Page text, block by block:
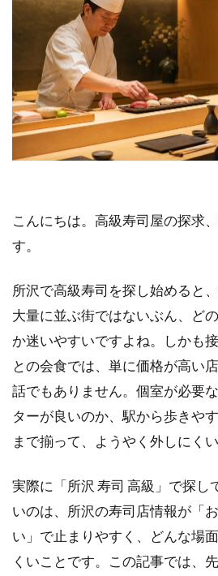
こんにちは。高級寿司屋の探求
す。
所沢で高級寿司を探し始めると
大量に並ぶ街ではないぶん、ど
か迷いやすいですよね。しかも
との会食では、単に価格が高い
話でもありません。個室が必要
ターが良いのか、駅から歩きや
まで揃って、ようやく外しにく
実際に「所沢 寿司 高級」で探し
いのは、所沢の寿司店情報が「
い」で止まりやすく、どんな場
くいことです。この記事では、